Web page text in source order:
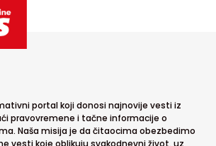
portal koji donosi najnovije vesti iz
pravovremene i tačne informacije o
Naša misija je da čitaocima obezbedimo